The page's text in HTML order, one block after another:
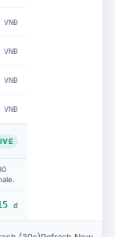
VNĐ
VNĐ
VNĐ
VNĐ
đ